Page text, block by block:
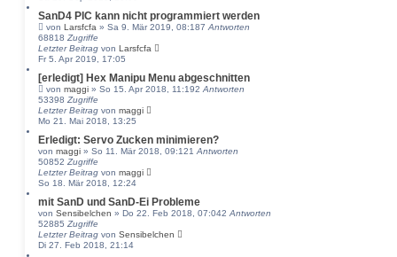
SanD4 PIC kann nicht programmiert werden
von Larsfcfa » Sa 9. Mär 2019, 08:187 Antworten
68818 Zugriffe
Letzter Beitrag von Larsfcfa
Fr 5. Apr 2019, 17:05
[erledigt] Hex Manipu Menu abgeschnitten
von maggi » So 15. Apr 2018, 11:192 Antworten
53398 Zugriffe
Letzter Beitrag von maggi
Mo 21. Mai 2018, 13:25
Erledigt: Servo Zucken minimieren?
von maggi » So 11. Mär 2018, 09:121 Antworten
50852 Zugriffe
Letzter Beitrag von maggi
So 18. Mär 2018, 12:24
mit SanD und SanD-Ei Probleme
von Sensibelchen » Do 22. Feb 2018, 07:042 Antworten
52885 Zugriffe
Letzter Beitrag von Sensibelchen
Di 27. Feb 2018, 21:14